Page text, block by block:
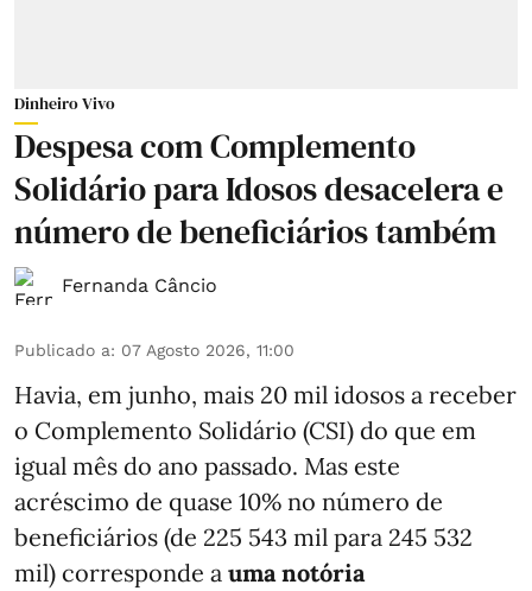
Dinheiro Vivo
Despesa com Complemento
Solidário para Idosos desacelera e
número de beneficiários também
Fernanda Câncio
Publicado a: 07 Agosto 2026, 11:00
Havia, em junho, mais 20 mil idosos a receber
o Complemento Solidário (CSI) do que em
igual mês do ano passado. Mas este
acréscimo de quase 10% no número de
beneficiários (de 225 543 mil para 245 532
mil) corresponde a uma notória